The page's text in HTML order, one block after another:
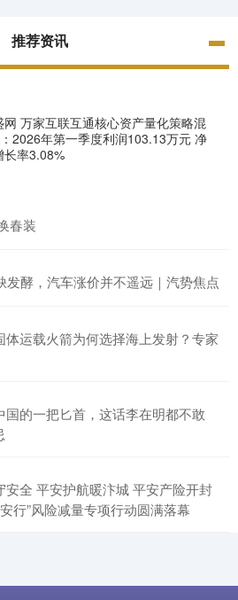
推荐资讯
网 万家互联互通核心资产量化策略混
2026年第一季度利润103.13万元 净
长率3.08%
春装
发酵，汽车涨价并不遥远｜汽势焦点
体运载火箭为何选择海上发射？专家
国的一把匕首，这话李在明都不敢
安全 平安护航暖汴城 平安产险开封
行”风险减量专项行动圆满落幕